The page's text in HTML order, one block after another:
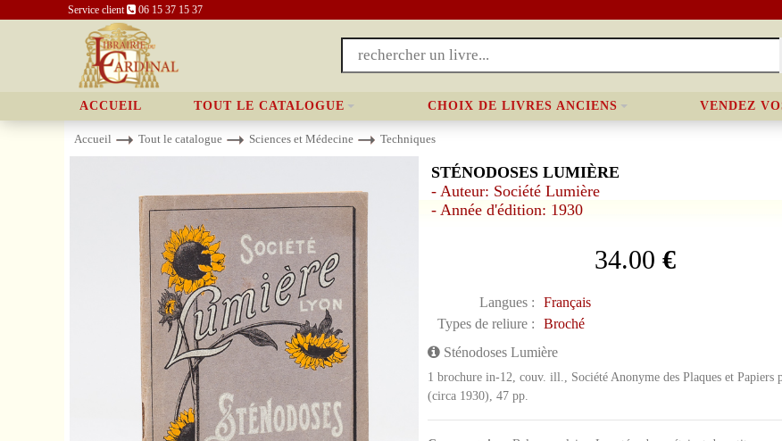
Service client 06 15 37 15 37
ACCUEIL TOUT LE CATALOGUE CHOIX DE LIVRES ANCIENS VENDEZ
Accueil Tout le catalogue Sciences et Médecine Techniques
STÉNODOSES LUMIÈRE
- Auteur: Société Lumière
- Année d'édition: 1930
34.00 €
Langues :
Français
Types de reliure :
Broché
Sténodoses Lumière
1 brochure in-12, couv. ill., Société Anonyme des Plaques et
(circa 1930), 47 pp.